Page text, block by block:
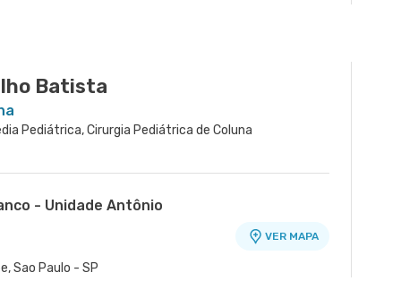
Batista
Pediátrica, Cirurgia Pediátrica de Coluna
- Unidade Antônio
Sao Paulo - SP
VER MAPA